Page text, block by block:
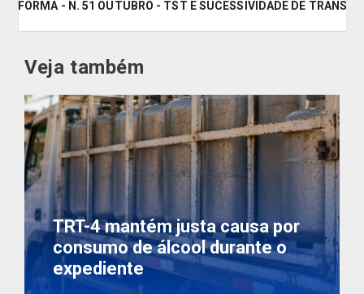
INFORMA - N. 51 OUTUBRO - TST E SUCESSIVIDADE DE
Veja também
TRT-4 mantém justa causa por
consumo de álcool durante o
expediente